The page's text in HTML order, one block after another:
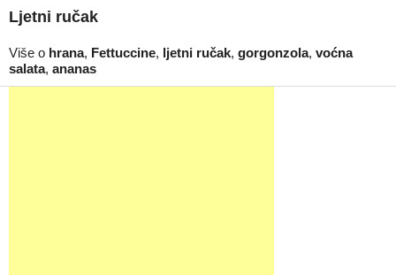
Ljetni ručak
Više o hrana, Fettuccine, ljetni ručak, gorgonzola, voćna
salata, ananas